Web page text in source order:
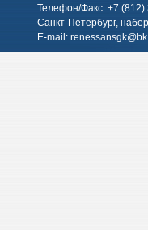
Телефон/Факс: +7 (812)
Санкт-Петербург,
E-mail: